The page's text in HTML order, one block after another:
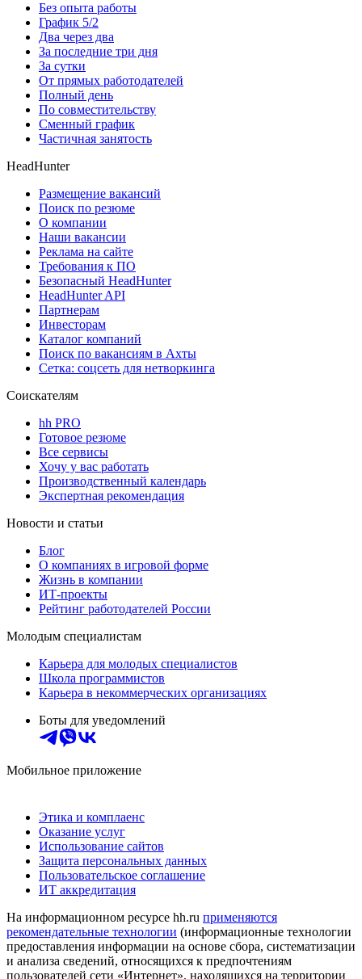
Без опыта работы
График 5/2
Два через два
За последние три дня
За сутки
От прямых работодателей
Полный день
По совместительству
Сменный график
Частичная занятость
HeadHunter
Размещение вакансий
Поиск по резюме
О компании
Наши вакансии
Реклама на сайте
Требования к ПО
Безопасный HeadHunter
HeadHunter API
Партнерам
Инвесторам
Каталог компаний
Поиск по вакансиям в Ахты
Сетка: соцсеть для нетворкинга
Соискателям
hh PRO
Готовое резюме
Все сервисы
Хочу у вас работать
Производственный календарь
Экспертная рекомендация
Новости и статьи
Блог
О компаниях в игровой форме
Жизнь в компании
ИТ-проекты
Рейтинг работодателей России
Молодым специалистам
Карьера для молодых специалистов
Школа программистов
Карьера в некоммерческих организациях
Боты для уведомлений
Мобильное приложение
Этика и комплаенс
Оказание услуг
Использование сайтов
Защита персональных данных
Пользовательское соглашение
ИТ аккредитация
На информационном ресурсе hh.ru применяются
рекомендательные технологии (информационные технологии
предоставления информации на основе сбора, систематизации
и анализа сведений, относящихся к предпочтениям
пользователей сети «Интернет», находящихся на территории